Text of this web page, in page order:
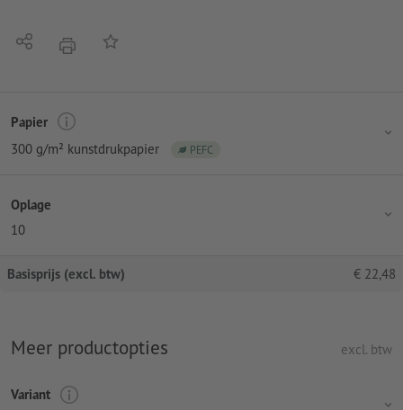
Delen afdrukkenOp de lijst
Papier
300 g/m² kunstdrukpapier
PEFC
Oplage
10
Basisprijs (excl. btw) € 22,48
Meer productopties excl. btw
Variant